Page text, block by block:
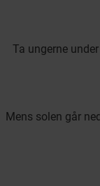
Ta ungerne
Mens solen går